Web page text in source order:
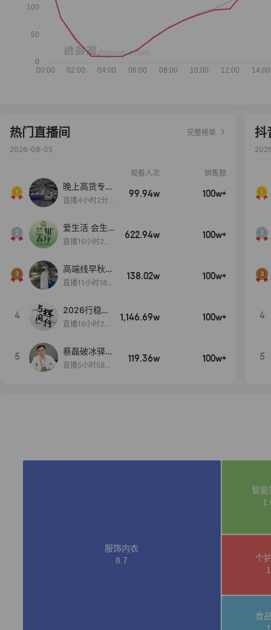
热门直播间
完整榜单
2026-08-05
观看人次 销售额
晚上高货专场
大放漏
直播4小时2分5
99.94w 100w+
爱生活 会生
活
直播16小时24
622.94w 100w+
高端线早秋现
货首发
直播11小时18分
138.02w 100w+
4
2026行稳致
远
直播16小时20
1,146.69w 100w+
5
蔡磊破冰驿站
直播间好物分
直播5小时58分
119.36w 100w+
抖
4
5